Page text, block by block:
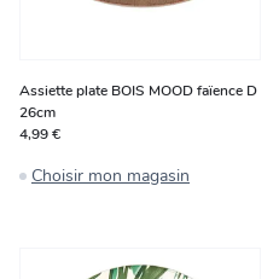
Assiette plate BOIS MOOD faïence D
26cm
4,99 €
Choisir mon magasin